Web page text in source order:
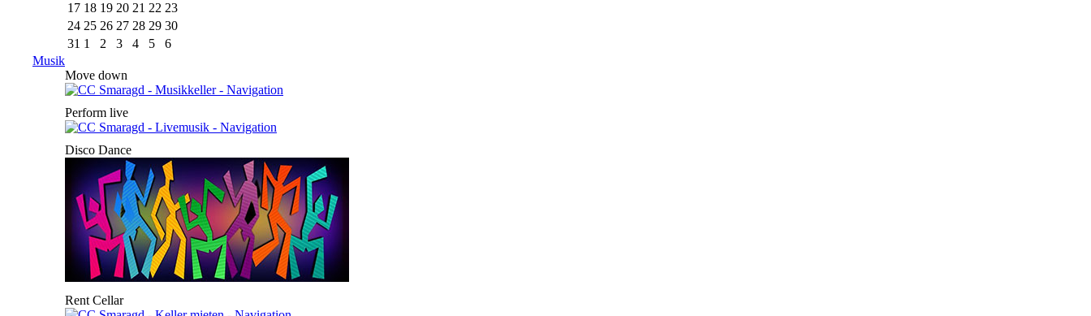
17 18 19 20 21 22 23
24 25 26 27 28 29 30
31 1 2 3 4 5
6
Musik
Move down
Perform live
Disco Dance
Rent Cellar